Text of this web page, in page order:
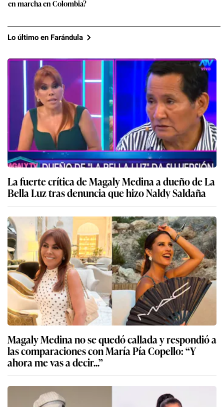
en marcha en Colombia?
Lo último en Farándula
La fuerte crítica de Magaly Medina a dueño de La
Bella Luz tras denuncia que hizo Naldy Saldaña
Magaly Medina no se quedó callada y respondió a
las comparaciones con María Pía Copello: “Y
ahora me vas a decir...”